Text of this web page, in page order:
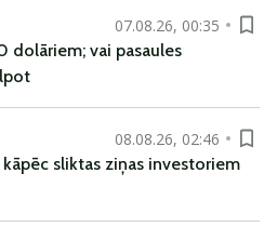
07.08.26, 00:35
dolāriem; vai pasaules
08.08.26, 02:46
sliktas ziņas investoriem